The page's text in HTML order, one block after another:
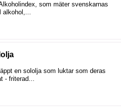
som mäter svenskarnas
alkohol,...
en sololja som luktar som deras
- friterad...